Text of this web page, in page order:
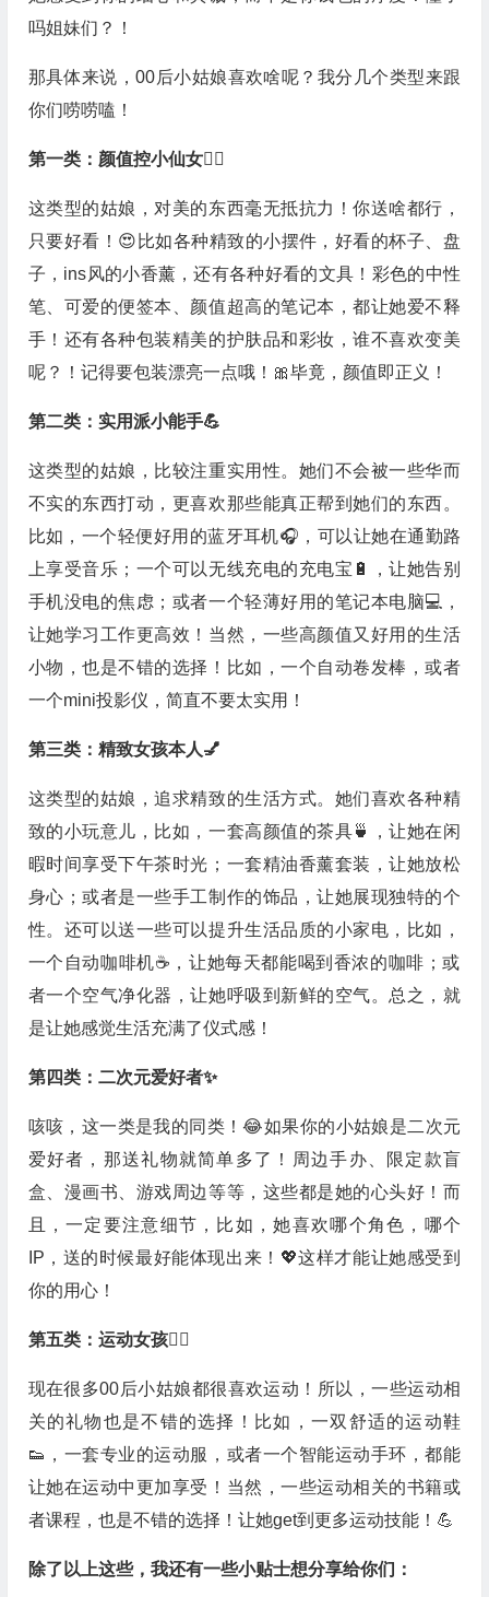
吗姐妹们？！
那具体来说，00后小姑娘喜欢啥呢？我分几个类型来跟
你们唠唠嗑！
第一类：颜值控小仙女🧚‍♀️
这类型的姑娘，对美的东西毫无抵抗力！你送啥都行，
只要好看！😍比如各种精致的小摆件，好看的杯子、盘
子，ins风的小香薰，还有各种好看的文具！彩色的中性
笔、可爱的便签本、颜值超高的笔记本，都让她爱不释
手！还有各种包装精美的护肤品和彩妆，谁不喜欢变美
呢？！记得要包装漂亮一点哦！🎀毕竟，颜值即正义！
第二类：实用派小能手💪
这类型的姑娘，比较注重实用性。她们不会被一些华而
不实的东西打动，更喜欢那些能真正帮到她们的东西。
比如，一个轻便好用的蓝牙耳机🎧，可以让她在通勤路
上享受音乐；一个可以无线充电的充电宝🔋，让她告别
手机没电的焦虑；或者一个轻薄好用的笔记本电脑💻，
让她学习工作更高效！当然，一些高颜值又好用的生活
小物，也是不错的选择！比如，一个自动卷发棒，或者
一个mini投影仪，简直不要太实用！
第三类：精致女孩本人💅
这类型的姑娘，追求精致的生活方式。她们喜欢各种精
致的小玩意儿，比如，一套高颜值的茶具🍵，让她在闲
暇时间享受下午茶时光；一套精油香薰套装，让她放松
身心；或者是一些手工制作的饰品，让她展现独特的个
性。还可以送一些可以提升生活品质的小家电，比如，
一个自动咖啡机☕️，让她每天都能喝到香浓的咖啡；或
者一个空气净化器，让她呼吸到新鲜的空气。总之，就
是让她感觉生活充满了仪式感！
第四类：二次元爱好者✨
咳咳，这一类是我的同类！😂如果你的小姑娘是二次元
爱好者，那送礼物就简单多了！周边手办、限定款盲
盒、漫画书、游戏周边等等，这些都是她的心头好！而
且，一定要注意细节，比如，她喜欢哪个角色，哪个
IP，送的时候最好能体现出来！💖这样才能让她感受到
你的用心！
第五类：运动女孩🏃‍♀️
现在很多00后小姑娘都很喜欢运动！所以，一些运动相
关的礼物也是不错的选择！比如，一双舒适的运动鞋
👟，一套专业的运动服，或者一个智能运动手环，都能
让她在运动中更加享受！当然，一些运动相关的书籍或
者课程，也是不错的选择！让她get到更多运动技能！💪
除了以上这些，我还有一些小贴士想分享给你们：